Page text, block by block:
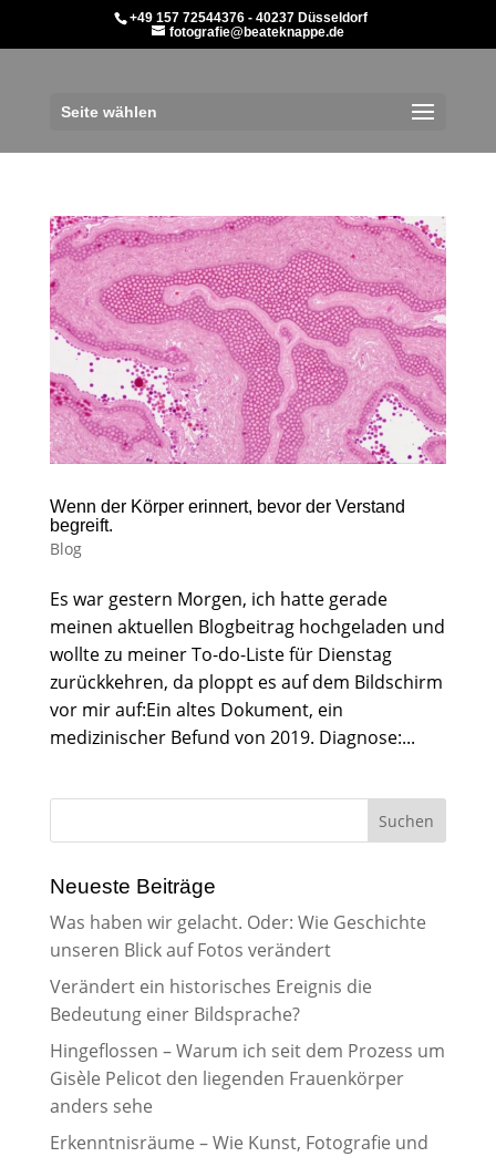
+49 157 72544376 - 40237 Düsseldorf
fotografie@beateknappe.de
Seite wählen
Wenn der Körper erinnert, bevor der Verstand
begreift.
Blog
Es war gestern Morgen, ich hatte gerade
meinen aktuellen Blogbeitrag hochgeladen und
wollte zu meiner To-do-Liste für Dienstag
zurückkehren, da ploppt es auf dem Bildschirm
vor mir auf:Ein altes Dokument, ein
medizinischer Befund von 2019. Diagnose:...
Neueste Beiträge
Was haben wir gelacht. Oder: Wie Geschichte
unseren Blick auf Fotos verändert
Verändert ein historisches Ereignis die
Bedeutung einer Bildsprache?
Hingeflossen – Warum ich seit dem Prozess um
Gisèle Pelicot den liegenden Frauenkörper
anders sehe
Erkenntnisräume – Wie Kunst, Fotografie und